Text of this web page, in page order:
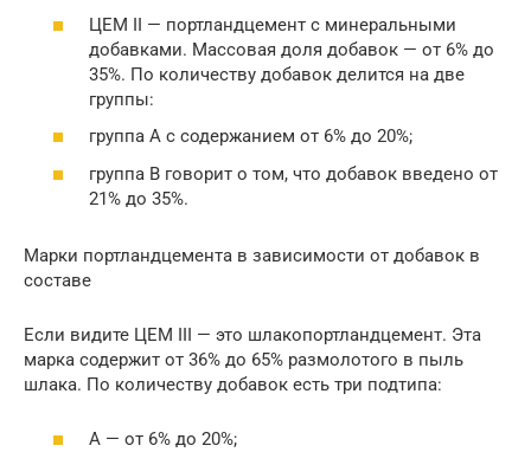
ЦЕМ II — портландцемент с минеральными
добавками. Массовая доля добавок — от 6% до
35%. По количеству добавок делится на две
группы:
группа А с содержанием от 6% до 20%;
группа B говорит о том, что добавок введено от
21% до 35%.
Марки портландцемента в зависимости от добавок в
составе
Если видите ЦЕМ III — это шлакопортландцемент. Эта
марка содержит от 36% до 65% размолотого в пыль
шлака. По количеству добавок есть три подтипа:
А — от 6% до 20%;